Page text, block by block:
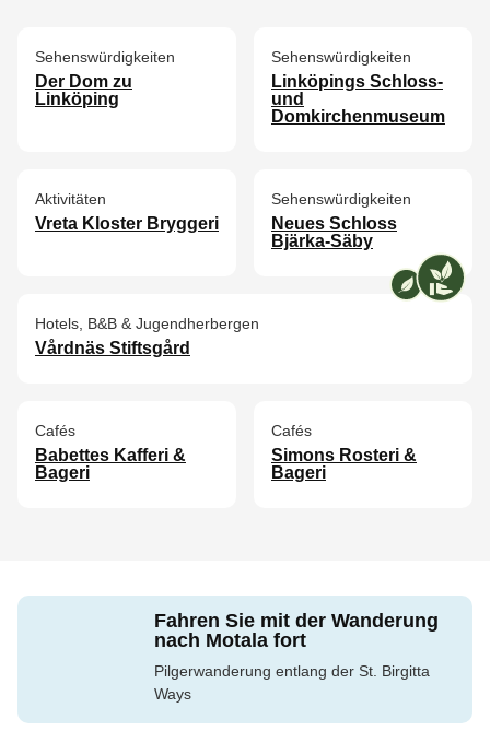
Sehenswürdigkeiten
Der Dom zu
Linköping
Sehenswürdigkeiten
Linköpings Schloss-
und
Domkirchenmuseum
Aktivitäten
Vreta Kloster Bryggeri
Sehenswürdigkeiten
Neues Schloss
Bjärka-Säby
Wir von
Hotels, B&B & Jugendherbergen
Vårdnäs Stiftsgård
Cafés
Babettes Kafferi &
Bageri
Cafés
Simons Rosteri &
Bageri
Fahren Sie mit der Wanderung
nach Motala fort
Pilgerwanderung entlang der St. Birgitta
Ways